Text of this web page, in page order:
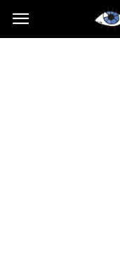
Odkrywcy.pl